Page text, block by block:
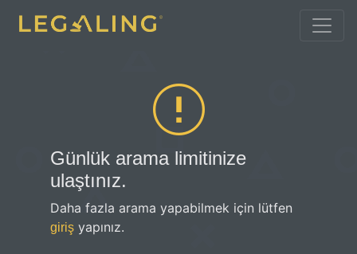
Günlük arama limitinize
ulaştınız.
Daha fazla arama yapabilmek için lütfen
giriş yapınız.